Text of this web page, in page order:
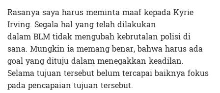
Rasanya saya harus meminta maaf kepada Kyrie
Irving. Segala hal yang telah dilakukan
dalam BLM tidak mengubah kebrutalan polisi di
sana. Mungkin ia memang benar, bahwa harus ada
goal yang dituju dalam menegakkan keadilan.
Selama tujuan tersebut belum tercapai baiknya fokus
pada pencapaian tujuan tersebut.